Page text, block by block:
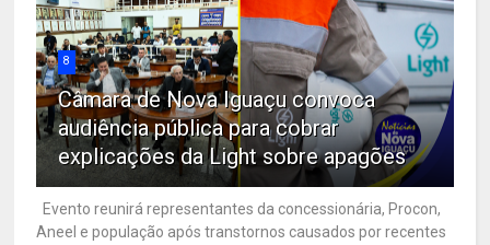
8
Câmara de Nova Iguaçu convoca
audiência pública para cobrar
explicações da Light sobre apagões
Evento reunirá representantes da concessionária, Procon,
Aneel e população após transtornos causados por recentes